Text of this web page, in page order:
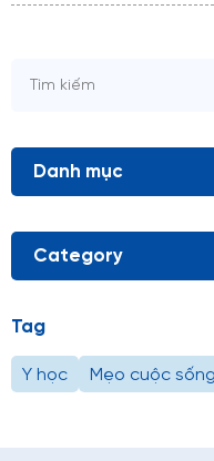
Danh mục
Category
Tag
Y học Mẹo cuộc sống